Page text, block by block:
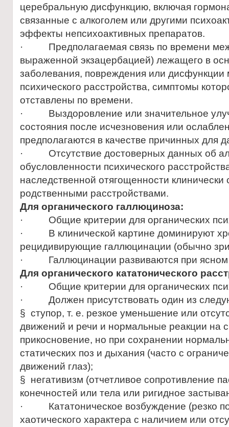
церебральную дисфункцию, включая
связанные с алкоголем или другими
эффекты непсихоактивных препаратов.
· Предполагаемая связь по времени
выраженной экзацербацией) лежащего в
заболевания, повреждения или дисфункции
психического расстройства, симптомы
отставлены по времени.
· Выздоровление или значительное
состояния после исчезновения или
предполагаются в качестве причинных для
· Отсутствие достоверных данных об
обусловленности психического
наследственной отягощенности
родственными расстройствами.
Для органического галлюциноза:
· Общие критерии для органических
· В клинической картине доминируют
рецидивирующие галлюцинации (обычно
· Галлюцинации развиваются при ясном
Для органического кататонического
· Общие критерии для органических
· Должен присутствовать один из
§ ступор, т. е. резкое уменьшение или
движений и речи и нормальные реакции на
прикосновение, но при сохранении
статических поз и дыхания (часто с
движений глаз);
§ негативизм (отчетливое сопротивление
конечностей или тела или ригидное
· Кататоническое возбуждение (резко
хаотического характера с наличием или